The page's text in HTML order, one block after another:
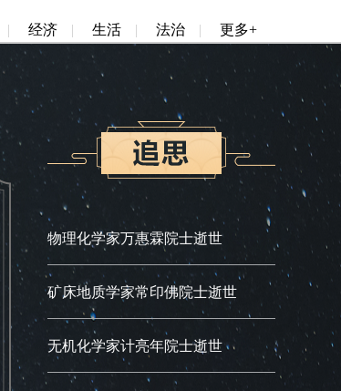
| 经济 | 生活 | 法治 | 更多+
物理化学家万惠霖院士逝世
矿床地质学家常印佛院士逝世
无机化学家计亮年院士逝世